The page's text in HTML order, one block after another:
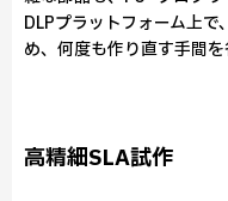
DLPプラットフォーム上
め、何度も作り直す手間を
高精細SLA試作